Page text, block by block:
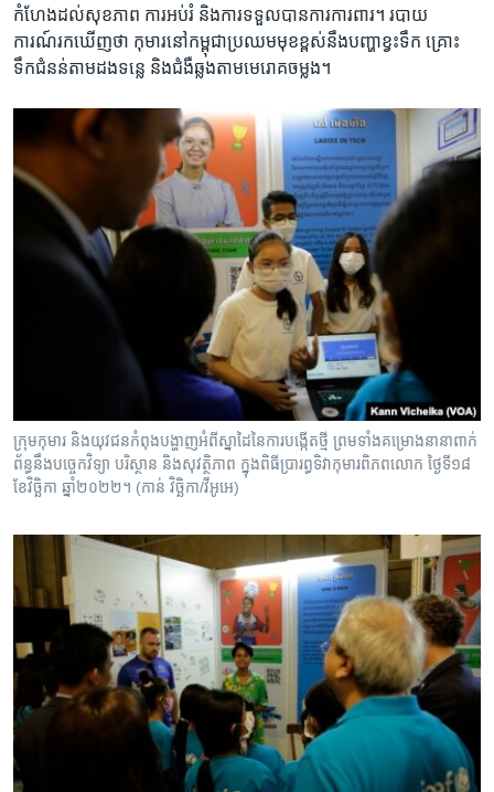
កំហែង​ដល់​សុខ​ភាព ការ​អប់រំ និង​ការ​ទទួល​បាន​ការ​ការ​ពារ។ របាយ
ការណ៍រក​ឃើញ​ថា កុមារ​នៅ​កម្ពុជា​ប្រឈម​មុខ​ខ្ពស់​នឹង​បញ្ហា​ខ្វះ​ទឹក គ្រោះ​
ទឹក​ជំនន់​តាម​ដង​ទន្លេ និង​ជំងឺ​ឆ្លង​តាម​មេរោគ​ចម្លង។
ក្រុម​កុមារ និង​យុវជន​កំពុង​បង្ហាញ​អំពី​ស្នាដៃ​នៃ​ការ​បង្កើត​ថ្មី ព្រម​ទាំង​គម្រោង​នានា​ពាក់
ព័ន្ធ​នឹង​បច្ចេកវិទ្យា បរិស្ថាន និង​សុវត្ថិភាព​ ​ក្នុង​ពិធី​ប្រារព្ធ​ទិវា​កុមារ​ពិភពលោក ថ្ងៃទី​១៨
ខែ​វិច្ឆិកា ឆ្នាំ​២០២២។ (កាន់ វិច្ឆិកា/វីអូអេ)